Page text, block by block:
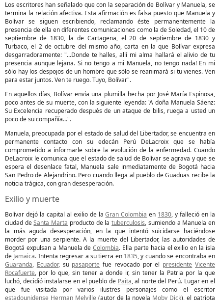
Los escritores han señalado que con la separación de Bolívar y Manuela, se
termina la relación afectiva. Esta afirmación es falsa puesto que Manuela y
Bolívar se siguen escribiendo, reclamando éste permanentemente la
presencia de ella en diferentes comunicaciones como la de Soledad, el 10 de
septiembre de 1830, la de Cartagena, el 20 de septiembre de 1830 y
Turbaco, el 2 de octubre del mismo año, carta en la que Bolívar expresa
desgarradoramente: "...Donde te halles, allí mi alma hallará el alivio de tu
presencia aunque lejana. Si no tengo a mi Manuela, no tengo nada! En mi
sólo hay los despojos de un hombre que sólo se reanimará si tu vienes. Ven
para estar juntos. Ven te ruego. Tuyo, Bolívar".
En aquellos días, Bolívar envía una plumilla hecha por José María Espinosa,
poco antes de su muerte, con la siguiente leyenda: 'A doña Manuela Sáenz:
Su Excelencia recuperado después de un ataque de bilis, ruega a usted un
poco de su compañía...".
Manuela, preocupada por el estado de salud del Libertador, se encuentra en
permanente contacto con su edecán Perú DeLacroix que se había
comprometido a informarle sobre la evolución de la enfermedad. Cuando
DeLacroix le comunica que el estado de salud de Bolívar se agrava y que se
espera el desenlace fatal, Manuela sale inmediatamente de Bogotá hacia
San Pedro de Alejandrino. Pero cuando llega al pueblo de Guaduas recibe la
noticia trágica, con gran desesperación.
Exilio y muerte
Bolívar dejó la capital al exilio de laGran Colombia en 1830, y falleció en la
ciudad deSanta Marta producto de latuberculosis, sumiendo a Manuela en
la más aguda desesperación, en la que intentó suicidarse haciéndose
morder por una serpiente. A la muerte del Libertador, las autoridades de
Bogotá expulsan a Manuela deColombia. Ella parte hacia el exilio en la isla
de Jamaica. Intenta regresar a su tierra en 1835, y cuando se encontraba en
Guaranda, Ecuador, su pasaporte fue revocado por el presidente Vicente
Rocafuerte, por lo que, sin tener a donde ir, sin tener la Patria por la que
luchó, decidió instalarse en el pueblo de Paita, al norte del Perú. Lugar en el
que fue visitada por varios ilustres personajes como el escritor
estadounidense Herman Melville (autor de la novela Moby Dick), el patriota